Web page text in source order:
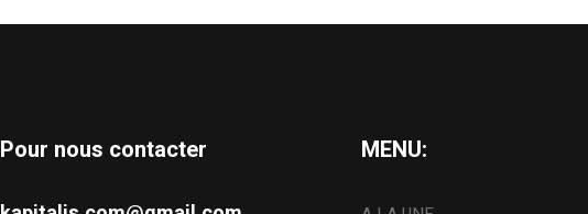
Pour nous contacter MENU: